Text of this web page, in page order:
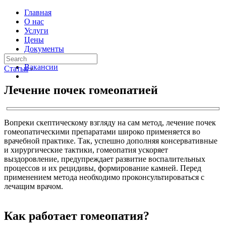
Главная
О нас
Услуги
Цены
Документы
Контакты
Вакансии
Статьи ›
Лечение почек гомеопатией
Вопреки скептическому взгляду на сам метод, лечение почек
гомеопатическими препаратами широко применяется во
врачебной практике. Так, успешно дополняя консервативные
и хирургические тактики, гомеопатия ускоряет
выздоровление, предупреждает развитие воспалительных
процессов и их рецидивы, формирование камней. Перед
применением метода необходимо проконсультироваться с
лечащим врачом.
Как работает гомеопатия?